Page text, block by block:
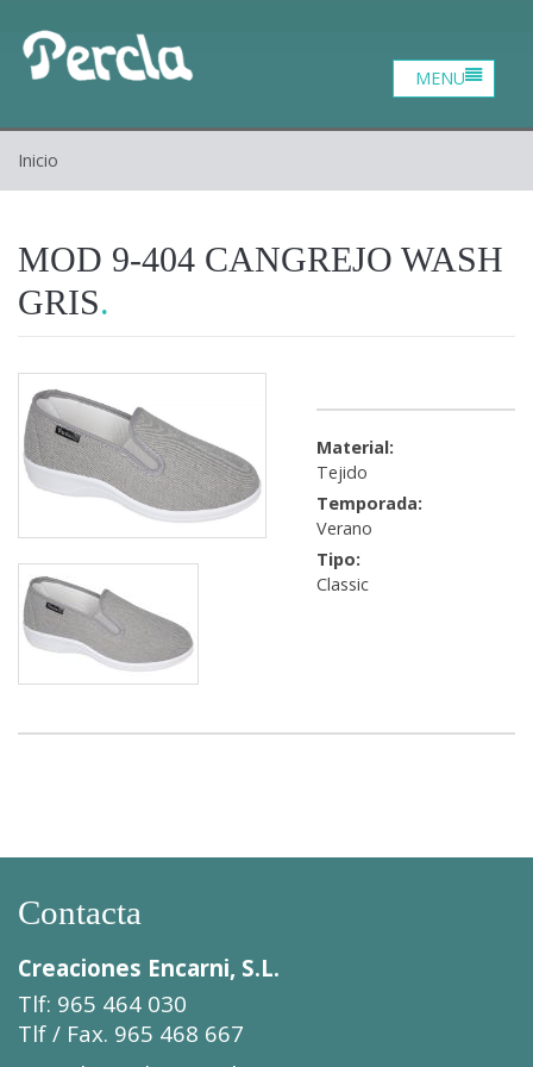
Inicio
MOD 9-404 CANGREJO WASH
GRIS
Material:
Tejido
Temporada:
Verano
Tipo:
Classic
Contacta
Creaciones Encarni, S.L.
Tlf: 965 464 030
Tlf / Fax. 965 468 667